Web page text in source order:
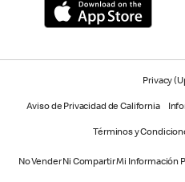
Privacy
Aviso de Privacidad de California
Términos y
No Vender Ni Compartir Mi Información